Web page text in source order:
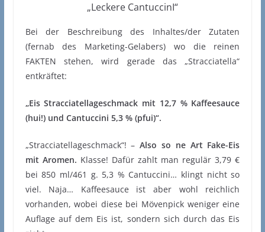
„Leckere CantuccinI“
Bei der Beschreibung des Inhaltes/der Zutaten
(fernab des Marketing-Gelabers) wo die reinen
FAKTEN stehen, wird gerade das „Stracciatella“
entkräftet:
„Eis Stracciatellageschmack mit 12,7 % Kaffeesauce
(hui!) und Cantuccini 5,3 % (pfui)“.
„Stracciatellageschmack“! –Also so ne Art Fake-Eis
mit Aromen. Klasse! Dafür zahlt man regulär 3,79 €
bei 850 ml/461 g. 5,3 % Cantuccini… klingt nicht so
viel. Naja… Kaffeesauce ist aber wohl reichlich
vorhanden, wobei diese bei Mövenpick weniger eine
Auflage auf dem Eis ist, sondern sich durch das Eis